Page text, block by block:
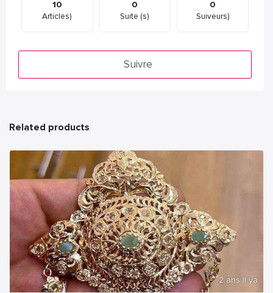
10
Articles)
0
Suite (s)
0
Suiveurs)
Suivre
Related products
2 ans Il ya